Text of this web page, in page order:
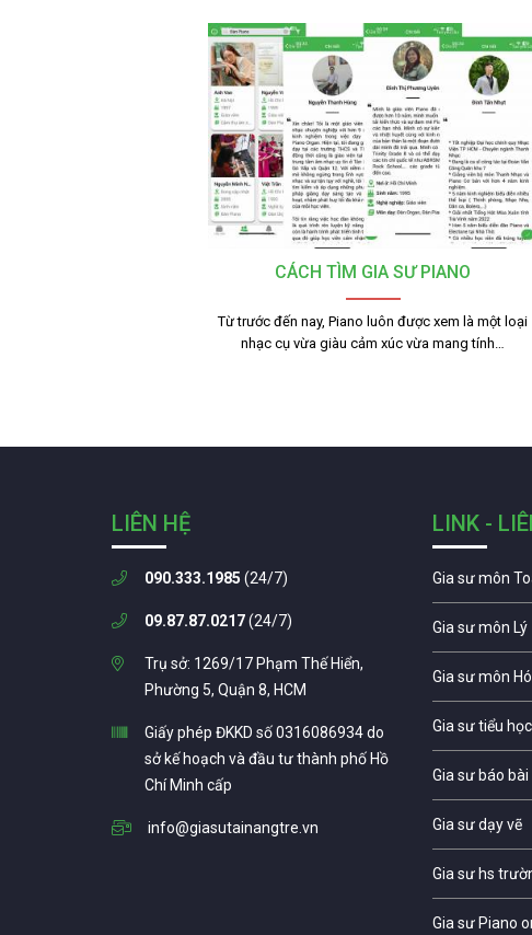
CÁCH TÌM GIA SƯ PIANO
Từ trước đến nay, Piano luôn được xem là một loại
nhạc cụ vừa giàu cảm xúc vừa mang tính…
LIÊN HỆ
090.333.1985 (24/7)
09.87.87.0217(24/7)
Trụ sở: 1269/17 Phạm Thế Hiển,
Phường 5, Quận 8, HCM
Giấy phép ĐKKD số 0316086934 do
sở kế hoạch và đầu tư thành phố Hồ
Chí Minh cấp
info@giasutainangtre.vn
LINK -
Gia sư môn
Gia sư môn Lý
Gia sư môn
Gia sư tiểu học
Gia sư báo bài
Gia sư dạy vẽ
Gia sư hs
Gia sư Piano